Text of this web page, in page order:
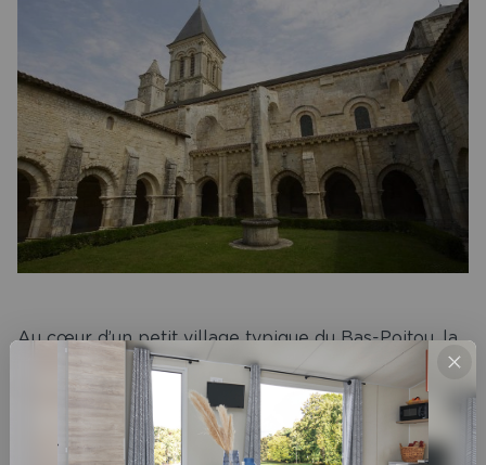
& Accès
Au cœur d’un petit village typique du Bas-Poitou, la
l’abbaye de Nieul
vous donne rendez-
Fondée en 1068, l’abbaye Saint-Vincent dévoile ses
charmes romans et vous ouvre les portes de son